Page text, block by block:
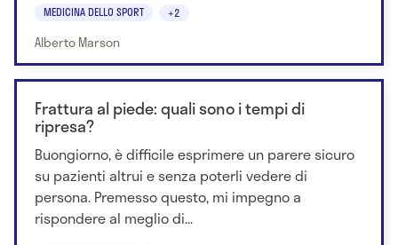
MEDICINA DELLO SPORT +2
Alberto Marson
Frattura al piede: quali sono i tempi di
ripresa?
Buongiorno, è difficile esprimere un parere sicuro
su pazienti altrui e senza poterli vedere di
persona. Premesso questo, mi impegno a
rispondere al meglio di...